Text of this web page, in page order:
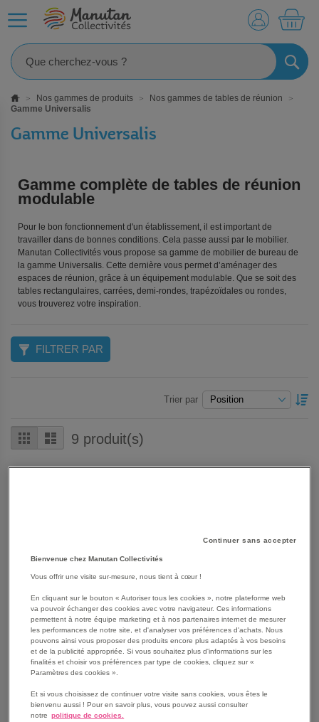
Nos gammes de produits
Nos gammes de tables de réunion
Gamme Universalis
Gamme Universalis
Gamme complète de tables de réunion
modulable
Pour le bon fonctionnement d'un établissement, il est important de
travailler dans de bonnes conditions. Cela passe aussi par le mobilier.
Manutan Collectivités vous propose sa gamme de mobilier de bureau de
la gamme Universalis. Cette dernière vous permet d’aménager des
espaces de réunion, grâce à un équipement modulable. Que se soit des
tables rectangulaires, carrées, demi-rondes, trapézoïdales ou rondes,
vous trouverez votre inspiration.
Grille Liste
9 produit(s)
Trier par
Table réunion Universalis
Rectangulaire 120cm
111,50 €
133,80 € TTC
Table réunion Universalis
Rectangulaire 150 200 cm
191,50 €
FILTRER PAR
Continuer sans accepter
Bienvenue chez Manutan Collectivités
Vous offrir une visite sur-mesure, nous tient à cœur !
En cliquant sur le bouton « Autoriser tous les cookies », notre plateforme web
va pouvoir échanger des cookies avec votre navigateur. Ces informations
permettent à notre équipe marketing et à nos partenaires internet de mesurer
les performances de notre site, et d'analyser vos préférences d'achats. Nous
pouvons ainsi vous proposer des produits encore plus adaptés à vos besoins
et de la publicité appropriée. Si vous souhaitez plus d'informations sur les
finalités et choisir vos préférences par type de cookies, cliquez sur «
Paramètres des cookies ».
Et si vous choisissez de continuer votre visite sans cookies, vous êtes le
bienvenu aussi ! Pour en savoir plus, vous pouvez aussi consulter
notre politique de cookies.